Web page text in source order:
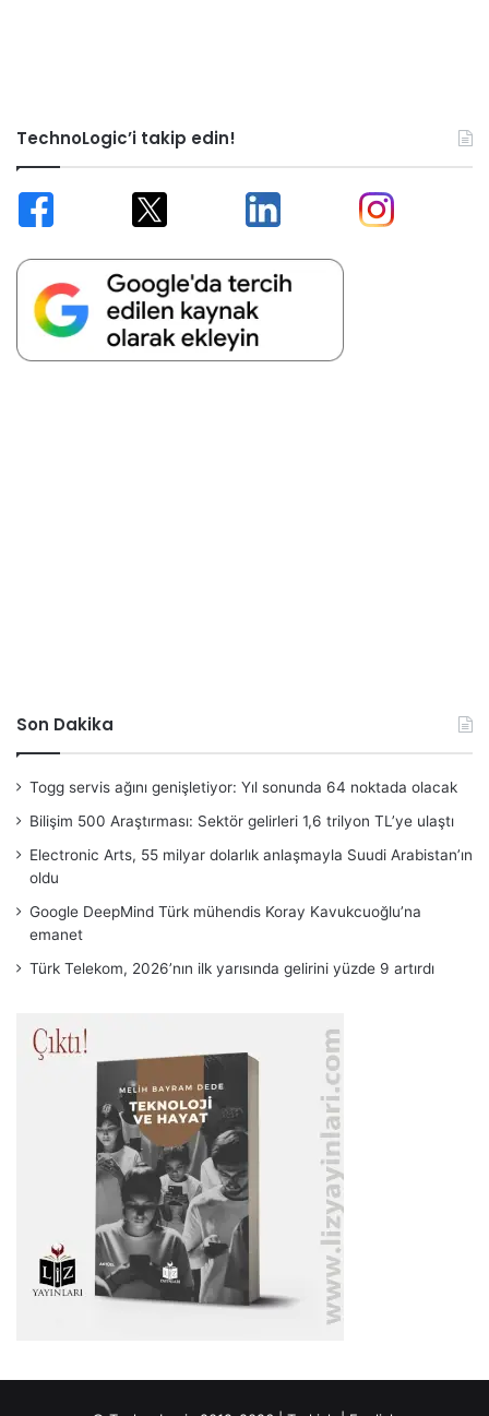
TechnoLogic’i takip edin!
Son Dakika
Togg servis ağını genişletiyor: Yıl sonunda 64 noktada olacak
Bilişim 500 Araştırması: Sektör gelirleri 1,6 trilyon TL’ye ulaştı
Electronic Arts, 55 milyar dolarlık anlaşmayla Suudi Arabistan’ın
oldu
Google DeepMind Türk mühendis Koray Kavukcuoğlu’na
emanet
Türk Telekom, 2026’nın ilk yarısında gelirini yüzde 9 artırdı